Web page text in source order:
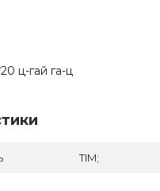
ц-гай га-ц
TIM;